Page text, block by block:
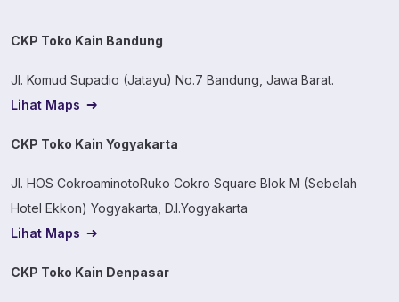
CKP Toko Kain Bandung
Jl. Komud Supadio (Jatayu) No.7 Bandung, Jawa Barat.
Lihat Maps
CKP Toko Kain Yogyakarta
Jl. HOS CokroaminotoRuko Cokro Square Blok M (Sebelah
Hotel Ekkon) Yogyakarta, D.I.Yogyakarta
Lihat Maps
CKP Toko Kain Denpasar